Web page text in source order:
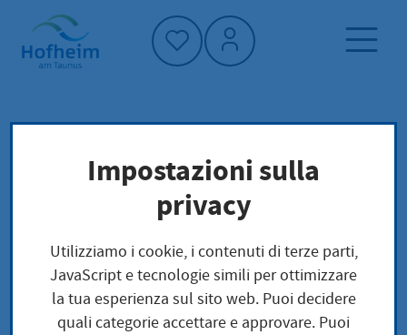
Home"
Pagina iniziale
Trova servizi
Struttura amministrativa
Hessisches Ministerium der Justiz -
und Genossenschaftsregister in Hessen finden
Sie hier
Impostazioni sulla
privacy
Utilizziamo i cookie, i contenuti di terze parti,
JavaScript e tecnologie simili per ottimizzare
la tua esperienza sul sito web. Puoi decidere
quali categorie accettare e approvare. Puoi